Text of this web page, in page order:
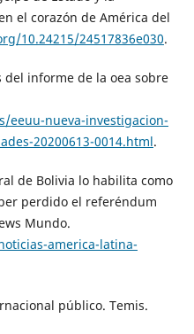
el corazón de América del
10.24215/24517836e030.
informe de la oea sobre
eeuu-nueva-investigacion-
20200613-0014.html.
de Bolivia lo habilita como
perdido el referéndum
Mundo.
america-latina-
público. Temis.